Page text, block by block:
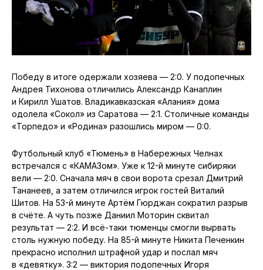
Победу в итоге одержали хозяева — 2:0. У подопечных
Андрея Тихонова отличились Александр Канаплин
и Кирилл Ушатов. Владикавказская «Алания» дома
одолела «Сокол» из Саратова — 2:1. Столичные команды
«Торпедо» и «Родина» разошлись миром — 0:0.
Футбольный клуб «Тюмень» в Набережных Челнах
встречался с «КАМАЗом». Уже к 12-й минуте сибиряки
вели — 2:0. Сначала мяч в свои ворота срезал Дмитрий
Тананеев, а затем отличился игрок гостей Виталий
Шитов. На 53-й минуте Артём Гюрджан сократил разрыв
в счёте. А чуть позже Даниил Моторин сквитал
результат — 2:2. И всё-таки тюменцы смогли вырвать
столь нужную победу. На 85-й минуте Никита Печенкин
прекрасно исполнил штрафной удар и послал мяч
в «девятку». 3:2 — виктория подопечных Игоря